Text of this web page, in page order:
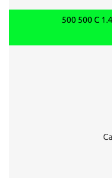
500 500 C